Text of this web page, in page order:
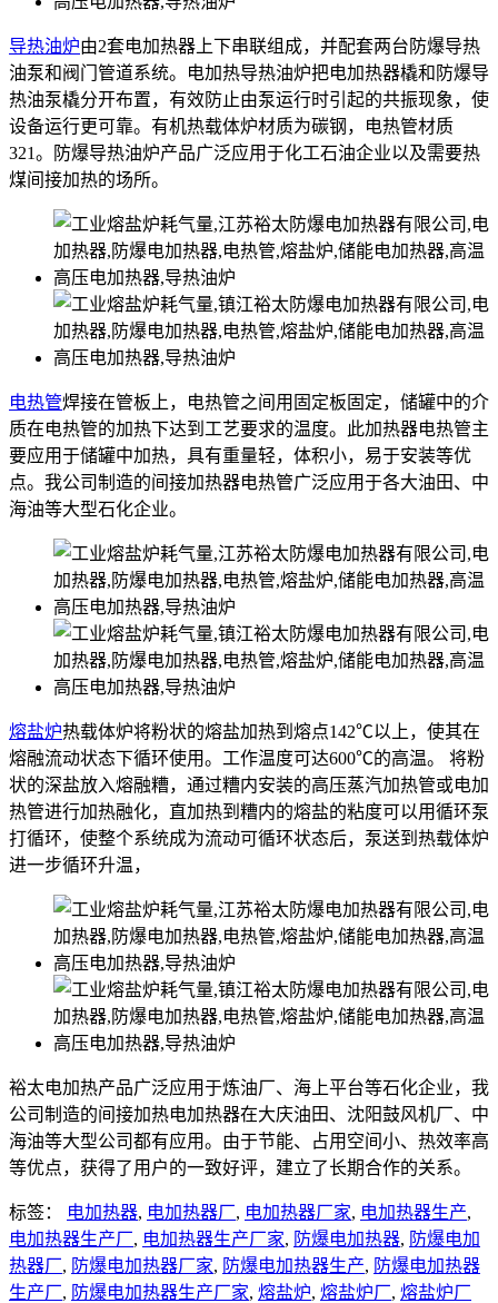
导热油炉由2套电加热器上下串联组成，并配套两台防爆导热
油泵和阀门管道系统。电加热导热油炉把电加热器橇和防爆导
热油泵橇分开布置，有效防止由泵运行时引起的共振现象，使
设备运行更可靠。有机热载体炉材质为碳钢，电热管材质
321。防爆导热油炉产品广泛应用于化工石油企业以及需要热
煤间接加热的场所。
电热管焊接在管板上，电热管之间用固定板固定，储罐中的介
质在电热管的加热下达到工艺要求的温度。此加热器电热管主
要应用于储罐中加热，具有重量轻，体积小，易于安装等优
点。我公司制造的间接加热器电热管广泛应用于各大油田、中
海油等大型石化企业。
熔盐炉热载体炉将粉状的熔盐加热到熔点142℃以上，使其在
熔融流动状态下循环使用。工作温度可达600℃的高温。 将粉
状的深盐放入熔融糟，通过糟内安装的高压蒸汽加热管或电加
热管进行加热融化，直加热到糟内的熔盐的粘度可以用循环泵
打循环，使整个系统成为流动可循环状态后，泵送到热载体炉
进一步循环升温，
裕太电加热产品广泛应用于炼油厂、海上平台等石化企业，我
公司制造的间接加热电加热器在大庆油田、沈阳鼓风机厂、中
海油等大型公司都有应用。由于节能、占用空间小、热效率高
等优点，获得了用户的一致好评，建立了长期合作的关系。
标签： 电加热器, 电加热器厂, 电加热器厂家, 电加热器生产,
电加热器生产厂, 电加热器生产厂家, 防爆电加热器, 防爆电加
热器厂, 防爆电加热器厂家, 防爆电加热器生产, 防爆电加热器
生产厂, 防爆电加热器生产厂家, 熔盐炉, 熔盐炉厂, 熔盐炉厂